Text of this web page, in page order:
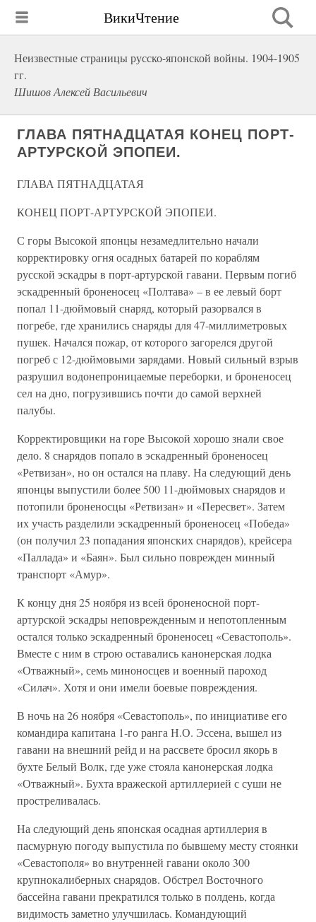
ВикиЧтение
Неизвестные страницы русско-японской войны. 1904-1905
гг.
Шишов Алексей Васильевич
ГЛАВА ПЯТНАДЦАТАЯ КОНЕЦ ПОРТ-
АРТУРСКОЙ ЭПОПЕИ.
ГЛАВА ПЯТНАДЦАТАЯ
КОНЕЦ ПОРТ-АРТУРСКОЙ ЭПОПЕИ.
С горы Высокой японцы незамедлительно начали
корректировку огня осадных батарей по кораблям
русской эскадры в порт-артурской гавани. Первым погиб
эскадренный броненосец «Полтава» – в ее левый борт
попал 11-дюймовый снаряд, который разорвался в
погребе, где хранились снаряды для 47-миллиметровых
пушек. Начался пожар, от которого загорелся другой
погреб с 12-дюймовыми зарядами. Новый сильный взрыв
разрушил водонепроницаемые переборки, и броненосец
сел на дно, погрузившись почти до самой верхней
палубы.
Корректировщики на горе Высокой хорошо знали свое
дело. 8 снарядов попало в эскадренный броненосец
«Ретвизан», но он остался на плаву. На следующий день
японцы выпустили более 500 11-дюймовых снарядов и
потопили броненосцы «Ретвизан» и «Пересвет». Затем
их участь разделили эскадренный броненосец «Победа»
(он получил 23 попадания японских снарядов), крейсера
«Паллада» и «Баян». Был сильно поврежден минный
транспорт «Амур».
К концу дня 25 ноября из всей броненосной порт-
артурской эскадры неповрежденным и непотопленным
остался только эскадренный броненосец «Севастополь».
Вместе с ним в строю оставались канонерская лодка
«Отважный», семь миноносцев и военный пароход
«Силач». Хотя и они имели боевые повреждения.
В ночь на 26 ноября «Севастополь», по инициативе его
командира капитана 1-го ранга Н.О. Эссена, вышел из
гавани на внешний рейд и на рассвете бросил якорь в
бухте Белый Волк, где уже стояла канонерская лодка
«Отважный». Бухта вражеской артиллерией с суши не
простреливалась.
На следующий день японская осадная артиллерия в
пасмурную погоду выпустила по бывшему месту стоянки
«Севастополя» во внутренней гавани около 300
крупнокалиберных снарядов. Обстрел Восточного
бассейна гавани прекратился только в полдень, когда
видимость заметно улучшилась. Командующий